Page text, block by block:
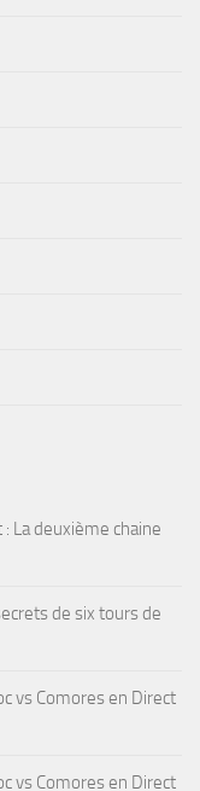
La deuxième chaine
de six tours de
vs Comores en Direct
vs Comores en Direct